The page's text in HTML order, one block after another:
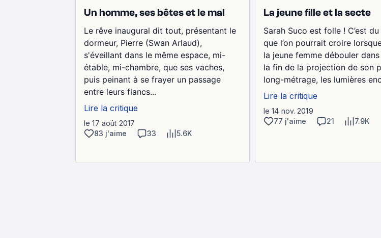
Un homme, ses bêtes et le mal
Le rêve inaugural dit tout, présentant le
dormeur, Pierre (Swan Arlaud),
s'éveillant dans le même espace, mi-
étable, mi-chambre, que ses vaches,
puis peinant à se frayer un passage
entre leurs flancs...
Lire la critique
le 17 août 2017
83 j'aime
33 5.6K
La jeune fille et la secte
Sarah Suco est folle ! C’est
que l’on pourrait croire
la jeune femme débouler
la fin de la projection de son
long-métrage, les lumières
Lire la critique
le 14 nov. 2019
77 j'aime
21 7.9K